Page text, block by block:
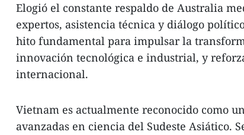
Elogió el constante respaldo de Australia
expertos, asistencia técnica y diálogo
hito fundamental para impulsar la
innovación tecnológica e industrial, y
internacional.
Vietnam es actualmente reconocido como
avanzadas en ciencia del Sudeste Asiático.